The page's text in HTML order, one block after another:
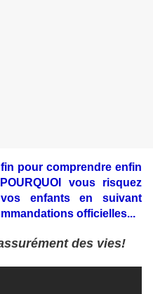
pour comprendre enfin
vous risquez
enfants en suivant
officielles...
des vies!